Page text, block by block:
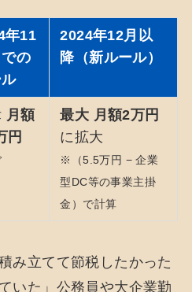
年11
の
2024年12月以
降（新ルール）
月額
円
最大 月額2万円
に拡大
※（5.5万円 − 企業
型DC等の事業主掛
金）で計算
み立てて節税したかった
いた」公務員や大企業勤